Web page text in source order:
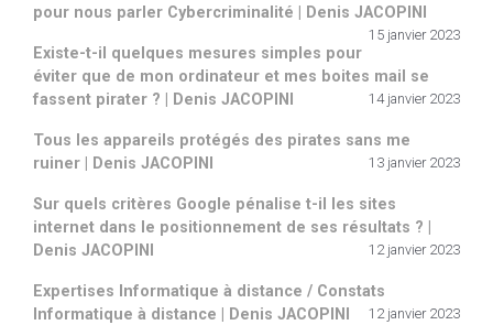
pour nous parler Cybercriminalité | Denis JACOPINI
15 janvier 2023
Existe-t-il quelques mesures simples pour
éviter que de mon ordinateur et mes boites mail se
fassent pirater ? | Denis JACOPINI
14 janvier 2023
Tous les appareils protégés des pirates sans me
ruiner | Denis JACOPINI
13 janvier 2023
Sur quels critères Google pénalise t-il les sites
internet dans le positionnement de ses résultats ? |
Denis JACOPINI
12 janvier 2023
Expertises Informatique à distance / Constats
Informatique à distance | Denis JACOPINI
12 janvier 2023